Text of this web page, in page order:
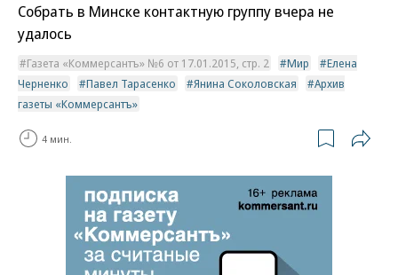
Собрать в Минске контактную группу вчера не
удалось
Газета «Коммерсантъ» №6 от 17.01.2015, стр. 2 Мир
Елена
Черненко
Павел Тарасенко Янина Соколовская
Архив
газеты «Коммерсантъ»
4 мин.